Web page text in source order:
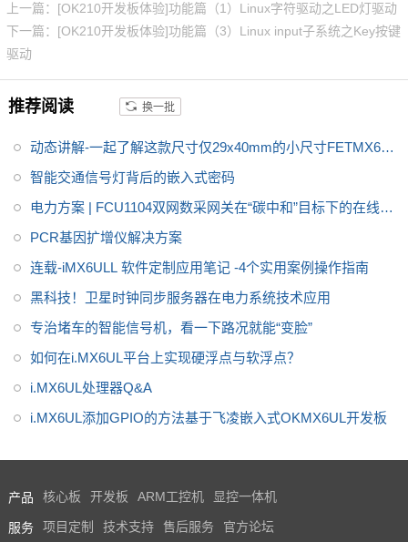
上一篇：[OK210开发板体验]功能篇（1）Linux字符驱动之LED灯驱动
下一篇：[OK210开发板体验]功能篇（3）Linux input子系统之Key按键
驱动
推荐阅读 换一批
动态讲解-一起了解这款尺寸仅29x40mm的小尺寸FETMX6UL
L-C核心板
智能交通信号灯背后的嵌入式密码
电力方案 | FCU1104双网数采网关在“碳中和”目标下的在线能
耗监测方案
PCR基因扩增仪解决方案
连载-iMX6ULL 软件定制应用笔记 -4个实用案例操作指南
黑科技！卫星时钟同步服务器在电力系统技术应用
专治堵车的智能信号机，看一下路况就能“变脸”
如何在i.MX6UL平台上实现硬浮点与软浮点？
i.MX6UL处理器Q&A
i.MX6UL添加GPIO的方法基于飞凌嵌入式OKMX6UL开发板
产品 核心板 开发板 ARM工控机 显控一体机
服务 项目定制 技术支持 售后服务 官方论坛